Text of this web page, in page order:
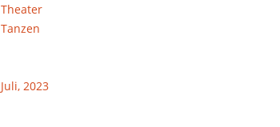
Theater
Tanzen
Juli, 2023